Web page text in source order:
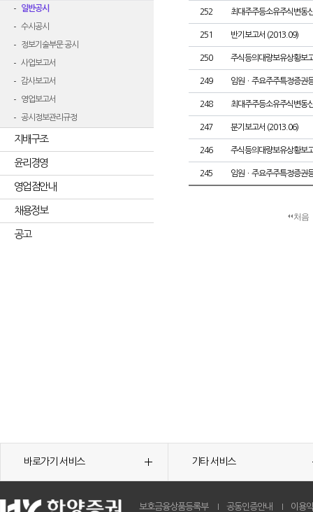
일반공시
수시공시
정보기술부문 공시
사업보고서
감사보고서
영업보고서
공시정보관리규정
지배구조
윤리경영
영업점안내
채용정보
공고
252 최대주주등소유주식변동
251 반기보고서 (2013.09)
250 주식등의대량보유상황보
249 임원ㆍ주요주주특정증권
248 최대주주등소유주식변동
247 분기보고서 (2013.06)
246 주식등의대량보유상황보
245 임원ㆍ주요주주특정증권
처음
바로가기 서비스 기타 서비스
보호금융상품등록부 공동인증안내 이용